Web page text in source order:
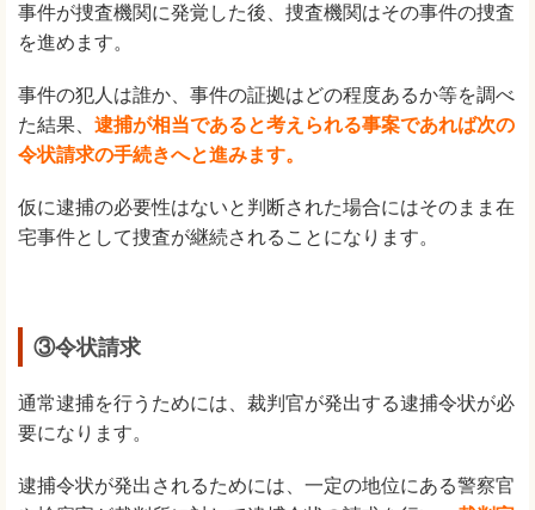
事件が捜査機関に発覚した後、捜査機関はその事件の捜査
を進めます。
事件の犯人は誰か、事件の証拠はどの程度あるか等を調べ
た結果、 逮捕が相当であると考えられる事案であれば次の
令状請求の手続きへと進みます。
仮に逮捕の必要性はないと判断された場合にはそのまま在
宅事件として捜査が継続されることになります。
③令状請求
通常逮捕を行うためには、裁判官が発出する逮捕令状が必
要になります。
逮捕令状が発出されるためには、一定の地位にある警察官